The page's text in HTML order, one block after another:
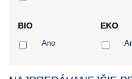
BIO
Ano
EKO